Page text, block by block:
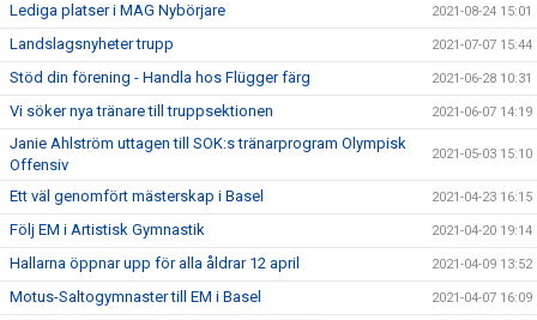
Lediga platser i MAG Nybörjare 2021-08-24 15:01
Landslagsnyheter trupp 2021-07-07 15:44
Stöd din förening - Handla hos Flügger färg 2021-06-28 10:31
Vi söker nya tränare till truppsektionen 2021-06-07 14:19
Janie Ahlström uttagen till SOK:s tränarprogram Olympisk
Offensiv
2021-05-03 15:10
Ett väl genomfört mästerskap i Basel 2021-04-23 16:15
Följ EM i Artistisk Gymnastik 2021-04-20 19:14
Hallarna öppnar upp för alla åldrar 12 april 2021-04-09 13:52
Motus-Saltogymnaster till EM i Basel 2021-04-07 16:09